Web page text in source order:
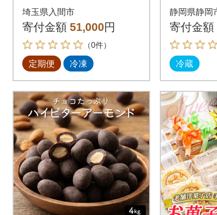
バスクチーズケー
キ・ムースフロマー
ジュルージュ)全3回
埼玉県入間市
寄付金額 51,000円
（0件）
定期便 冷凍
00g×8
とろけ
静岡県静岡
寄付金額
冷蔵